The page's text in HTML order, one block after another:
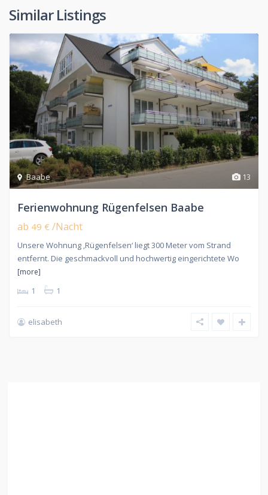
Similar Listings
13
Baabe
Ferienwohnung Rügenfelsen Baabe
ab 49 € /Nacht
Unsere Wohnung ‚Rügenfelsen‘ liegt 300 Meter vom Strand
entfernt. Die geschmackvoll und hochwertig eingerichtete Wo
[more]
1 1
elisabeth